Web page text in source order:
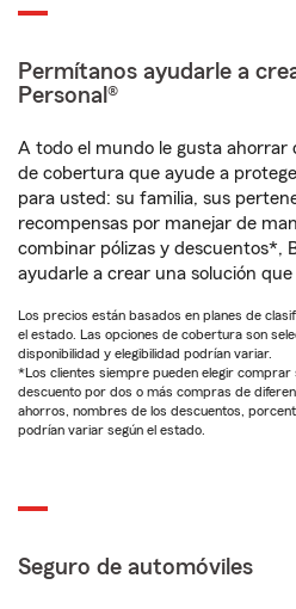
Permítanos ayudarle a
Personal®
A todo el mundo le gusta ahorrar
de cobertura que ayude a
para usted: su familia, sus
recompensas por manejar de
combinar pólizas y descuentos*,
ayudarle a crear una solución
Los precios están basados en planes de
el estado. Las opciones de cobertura son
disponibilidad y elegibilidad podrían variar.
*Los clientes siempre pueden elegir comprar
descuento por dos o más compras de
ahorros, nombres de los descuentos,
podrían variar según el estado.
Seguro de automóviles